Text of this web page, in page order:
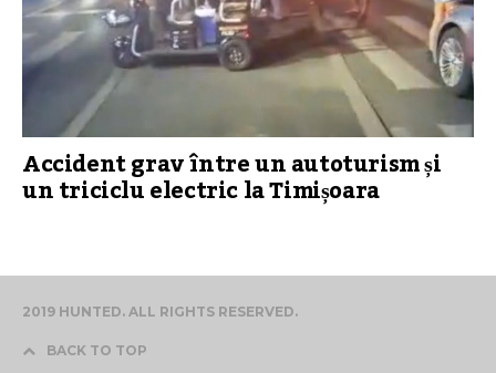
Accident grav între un autoturism și
un triciclu electric la Timișoara
2019 HUNTED. ALL RIGHTS RESERVED.
BACK TO TOP